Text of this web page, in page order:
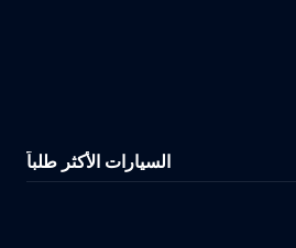
السيارات الأكثر طلباً